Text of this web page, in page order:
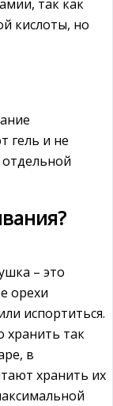
так как
кислоты, но
гель и не
– это
орехи
испортиться.
хранить так
в
хранить их